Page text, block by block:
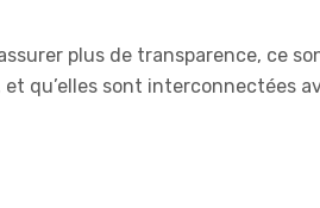
plus de transparence, ce
qu’elles sont interconnectées